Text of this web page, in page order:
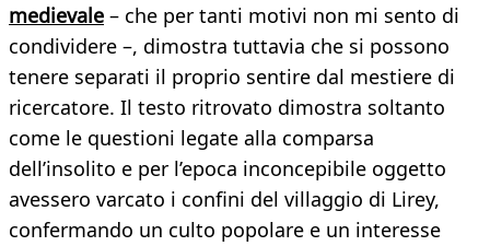
medievale – che per tanti motivi non mi sento di
condividere –, dimostra tuttavia che si possono
tenere separati il proprio sentire dal mestiere di
ricercatore. Il testo ritrovato dimostra soltanto
come le questioni legate alla comparsa
dell’insolito e per l’epoca inconcepibile oggetto
avessero varcato i confini del villaggio di Lirey,
confermando un culto popolare e un interesse